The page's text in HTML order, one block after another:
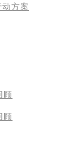
方案
顾
顾